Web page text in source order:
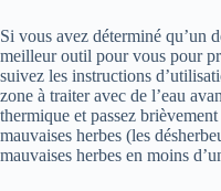
Si vous avez déterminé qu’un
meilleur outil pour vous pour
suivez les instructions
zone à traiter avec de l’eau
thermique et passez
mauvaises herbes (les
mauvaises herbes en moins